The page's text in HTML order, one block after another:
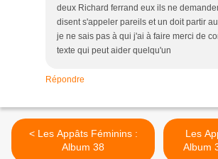
deux Richard ferrand eux ils ne
disent s'appeler pareils et un doit partir
je ne sais pas à qui j'ai à faire merci de
texte qui peut aider quelqu'un
Répondre
< Les Appâts Féminins :
Album 38
Les